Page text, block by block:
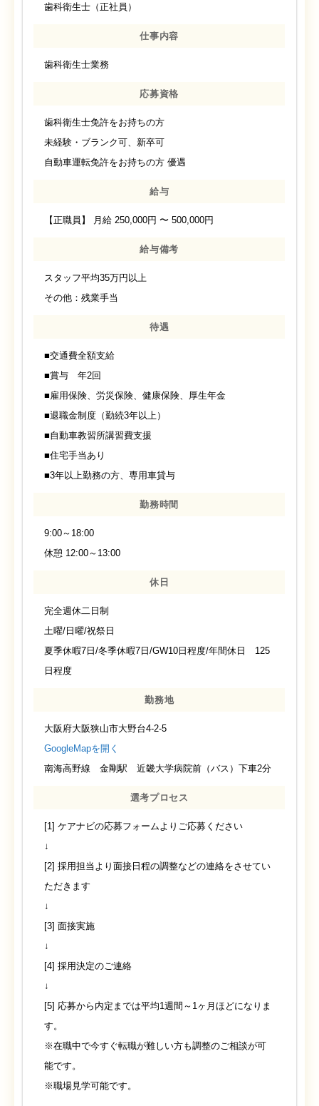
歯科衛生士（正社員）
仕事内容
歯科衛生士業務
応募資格
歯科衛生士免許をお持ちの方
未経験・ブランク可、新卒可
自動車運転免許をお持ちの方 優遇
給与
【正職員】 月給 250,000円 〜 500,000円
給与備考
スタッフ平均35万円以上
その他：残業手当
待遇
■交通費全額支給
■賞与 年2回
■雇用保険、労災保険、健康保険、厚生年金
■退職金制度（勤続3年以上）
■自動車教習所講習費支援
■住宅手当あり
■3年以上勤務の方、専用車貸与
勤務時間
9:00～18:00
休憩 12:00～13:00
休日
完全週休二日制
土曜/日曜/祝祭日
夏季休暇7日/冬季休暇7日/GW10日程度/年間休日 125
日程度
勤務地
大阪府大阪狭山市大野台4-2-5
GoogleMapを開く
南海高野線 金剛駅 近畿大学病院前（バス）下車2分
選考プロセス
[1] ケアナビの応募フォームよりご応募ください
↓
[2] 採用担当より面接日程の調整などの連絡をさせてい
ただきます
↓
[3] 面接実施
↓
[4] 採用決定のご連絡
↓
[5] 応募から内定までは平均1週間～1ヶ月ほどになりま
す。
※在職中で今すぐ転職が難しい方も調整のご相談が可
能です。
※職場見学可能です。